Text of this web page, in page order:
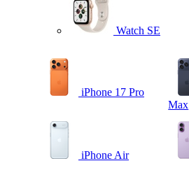
Watch SE
iPhone 17 Pro
Max
iPhone Air